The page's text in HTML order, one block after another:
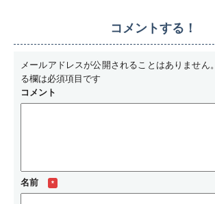
コメントする！
メールアドレスが公開されることはありません。
る欄は必須項目です
コメント
名前 *